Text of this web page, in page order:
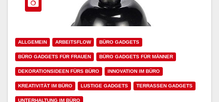
ALLGEMEIN ARBEITSFLOW BÜRO GADGETS
BÜRO GADGETS FÜR FRAUEN BÜRO GADGETS FÜR MÄNNER
DEKORATIONSIDEEN FÜRS BÜRO INNOVATION IM BÜRO
KREATIVITÄT IM BÜRO LUSTIGE GADGETS TERRASSEN GADGETS
UNTERHALTUNG IM BÜRO